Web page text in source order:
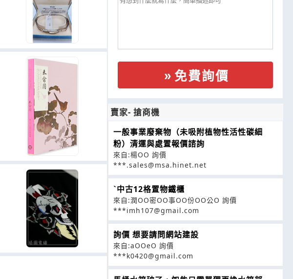
免費詢價
賣家- 搶商機
一般事業廢棄物（未吸附植物性活性碳細
粉）清運與處置報價諮詢
來自:楊OO 詢價
***.sales@msa.hinet.net
ˋ中古12格置物鐵櫃
來自:潤OO密OO事OO份OO公O 詢價
***imh107@gmail.com
詢價 想要請問網站建設
來自:aOOeO 詢價
***k0420@gmail.com